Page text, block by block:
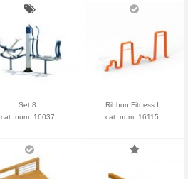
Set 8
cat. num. 16037
Ribbon Fitness I
cat. num. 16115